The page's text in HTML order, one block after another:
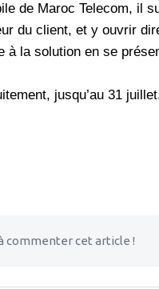
de Maroc Telecom, il
du client, et y ouvrir
la solution en se
jusqu’au 31
commenter cet article !